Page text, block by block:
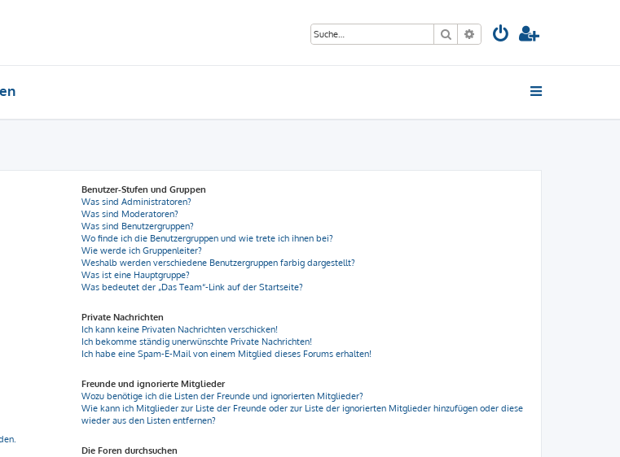
Suche Erweiterte Suche
Benutzer-Stufen und Gruppen
Was sind Administratoren?
Was sind Moderatoren?
Was sind Benutzergruppen?
Wo finde ich die Benutzergruppen und wie trete ich ihnen bei?
Wie werde ich Gruppenleiter?
Weshalb werden verschiedene Benutzergruppen farbig dargestellt?
Was ist eine Hauptgruppe?
Was bedeutet der „Das Team“-Link auf der Startseite?
Private Nachrichten
Ich kann keine Privaten Nachrichten verschicken!
Ich bekomme ständig unerwünschte Private Nachrichten!
Ich habe eine Spam-E-Mail von einem Mitglied dieses Forums erhalten!
Freunde und ignorierte Mitglieder
Wozu benötige ich die Listen der Freunde und ignorierten Mitglieder?
Wie kann ich Mitglieder zur Liste der Freunde oder zur Liste der ignorierten Mitglieder hinzufügen oder diese
wieder aus den Listen entfernen?
Die Foren durchsuchen